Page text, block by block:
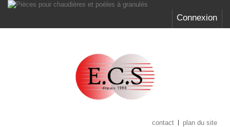
Connexion
contact plan du site